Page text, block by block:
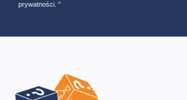
prywatności. ‘’